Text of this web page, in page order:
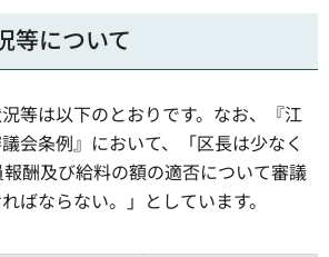
等について
等は以下のとおりです。なお、『江
会条例』において、「区長は少なく
酬及び給料の額の適否について審議
ばならない。」としています。